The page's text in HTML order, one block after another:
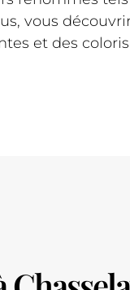
vous
et des coloris